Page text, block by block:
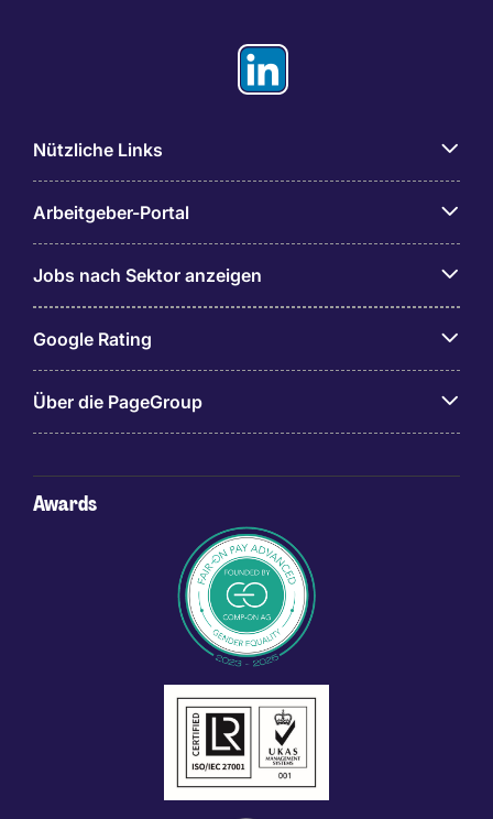
Nützliche Links
Arbeitgeber-Portal
Jobs nach Sektor anzeigen
Google Rating
Über die PageGroup
Awards